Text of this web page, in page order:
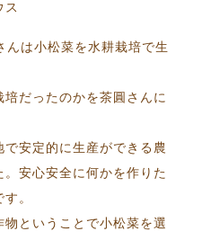
ス
んは小松菜を水耕栽培で生
だったのかを茶圓さんに
で安定的に生産ができる農
安心安全に何かを作りた
。
ということで小松菜を選